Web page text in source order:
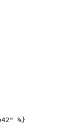
%}